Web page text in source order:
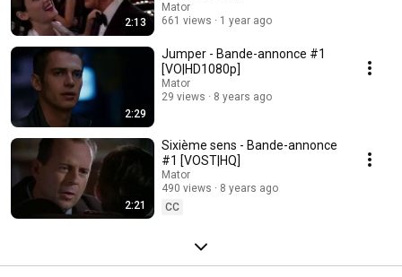
2:13
Mator
661 views
1 year ago
2:29
Jumper - Bande-annonce #1
[VO|HD1080p]
Mator
29 views
8 years ago
2:21
Sixième sens - Bande-annonce
#1 [VOST|HQ]
Mator
490 views
8 years ago
CC